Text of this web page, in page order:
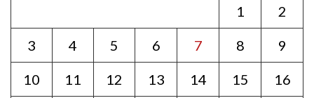
1 2
3 4 5 6 7 8 9
10 11 12 13 14 15 16